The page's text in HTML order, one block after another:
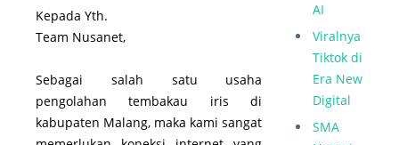
Kepada Yth.
Team Nusanet,
Sebagai salah satu usaha
pengolahan tembakau iris di
kabupaten Malang, maka kami sangat
AI
Viralnya
Tiktok di
Era New
Digital
SMA